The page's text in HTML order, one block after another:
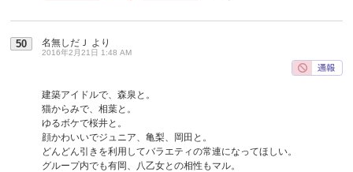
50 名無しだＪ より
2016年2月21日 1:48 AM
建築アイドルで、森泉と。
猫からみで、相葉と。
ゆるボケで桜井と。
顔かわいいでジュニア、亀梨、岡田と。
どんどん引きを利用してバラエティの常連になってほしい。
グループ内でも有岡、八乙女との相性もマル。